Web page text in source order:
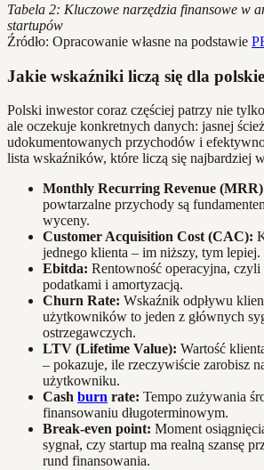
Tabela 2: Kluczowe narzędzia finansowe w
startupów
Źródło: Opracowanie własne na podstawie
Jakie wskaźniki liczą się dla
Polski inwestor coraz częściej patrzy nie
ale oczekuje konkretnych danych: jasnej
udokumentowanych przychodów i
lista wskaźników, które liczą się najbardziej
Monthly Recurring Revenue
powtarzalne przychody są
wyceny.
Customer Acquisition Cost (CAC):
jednego klienta – im niższy, tym lepiej.
Ebitda: Rentowność operacyjna, czyli
podatkami i amortyzacją.
Churn Rate: Wskaźnik odpływu
użytkowników to jeden z głównych
ostrzegawczych.
LTV (Lifetime Value): Wartość
– pokazuje, ile rzeczywiście zarobisz
użytkowniku.
Cash burn rate: Tempo zużywania
finansowaniu długoterminowym.
Break-even point: Moment
sygnał, czy startup ma realną szansę
rund finansowania.